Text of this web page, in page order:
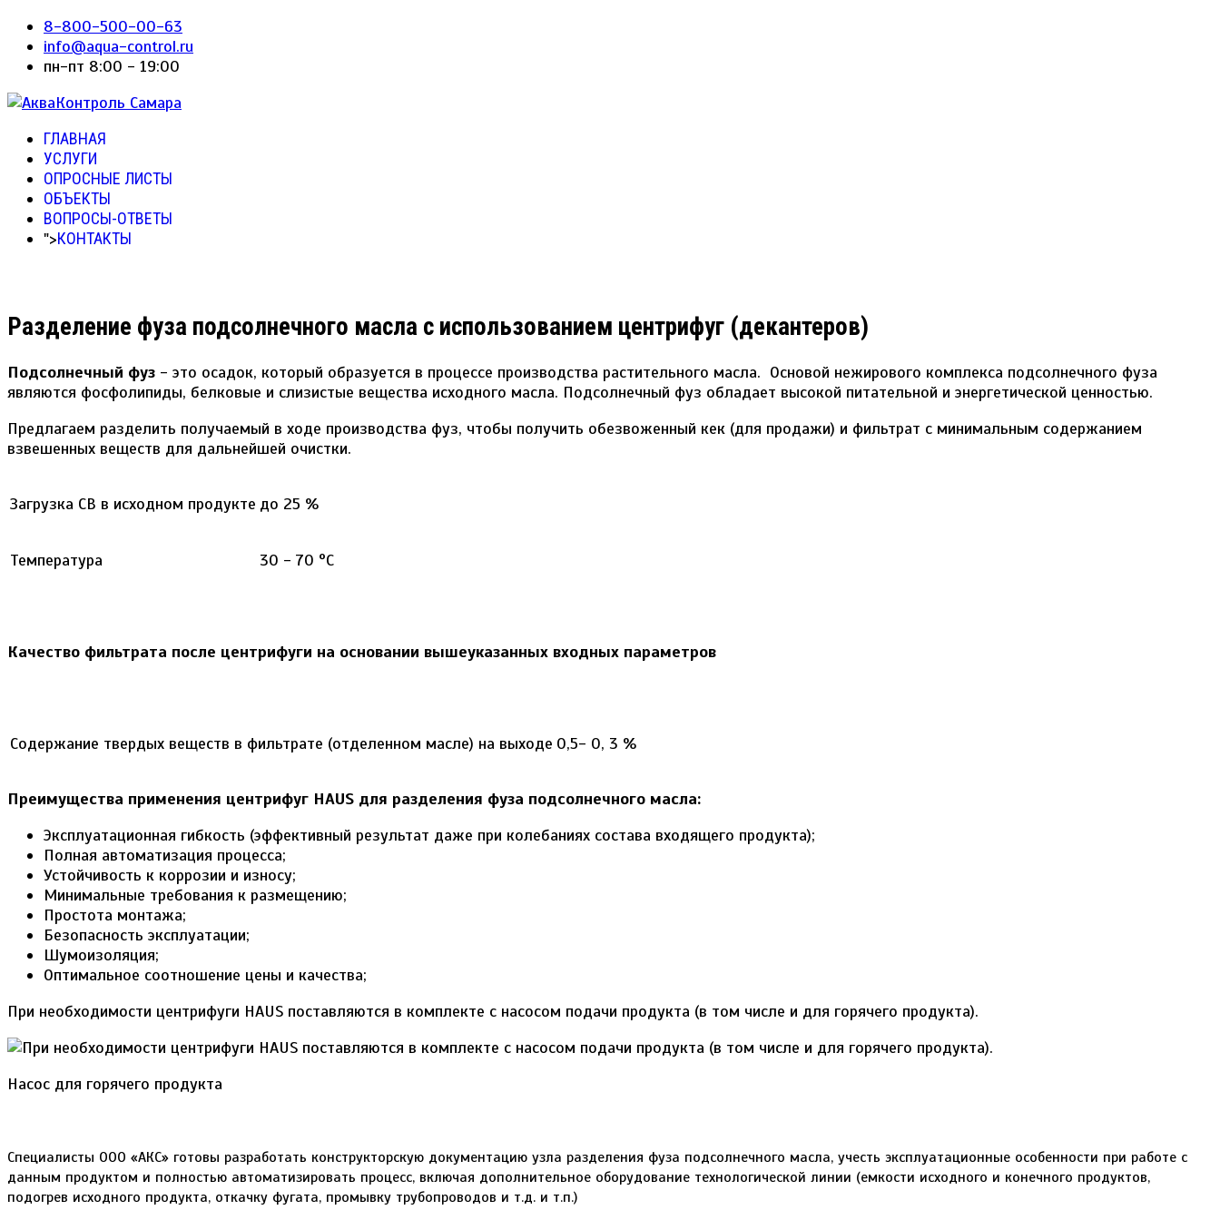
8-800-500-00-63
info@aqua-control.ru
пн-пт 8:00 - 19:00
ГЛАВНАЯ
УСЛУГИ
ОПРОСНЫЕ ЛИСТЫ
ОБЪЕКТЫ
ВОПРОСЫ-ОТВЕТЫ
">КОНТАКТЫ
Разделение фуза подсолнечного масла с использованием центрифуг (декантеров)
Подсолнечный фуз - это осадок, который образуется в процессе производства растительного масла. Основой нежирового комплекса подсолнечного фуза
являются фосфолипиды, белковые и слизистые вещества исходного масла. Подсолнечный фуз обладает высокой питательной и энергетической ценностью.
Предлагаем разделить получаемый в ходе производства фуз, чтобы получить обезвоженный кек (для продажи) и фильтрат с минимальным содержанием
взвешенных веществ для дальнейшей очистки.
Загрузка СВ в исходном продукте до 25 %
Температура 30 - 70 °С
Качество фильтрата после центрифуги на основании вышеуказанных входных параметров
Содержание твердых веществ в фильтрате (отделенном масле) на выходе 0,5- 0, 3 %
Преимущества применения центрифуг HAUS для разделения фуза подсолнечного масла:
Эксплуатационная гибкость (эффективный результат даже при колебаниях состава входящего продукта);
Полная автоматизация процесса;
Устойчивость к коррозии и износу;
Минимальные требования к размещению;
Простота монтажа;
Безопасность эксплуатации;
Шумоизоляция;
Оптимальное соотношение цены и качества;
При необходимости центрифуги HAUS поставляются в комплекте с насосом подачи продукта (в том числе и для горячего продукта).
Насос для горячего продукта
Специалисты ООО «АКС» готовы разработать конструкторскую документацию узла разделения фуза подсолнечного масла, учесть эксплуатационные особенности при работе с
данным продуктом и полностью автоматизировать процесс, включая дополнительное оборудование технологической линии (емкости исходного и конечного продуктов,
подогрев исходного продукта, откачку фугата, промывку трубопроводов и т.д. и т.п.)